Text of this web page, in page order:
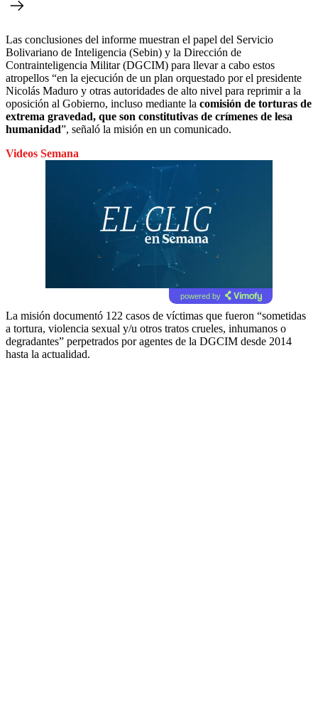
Las conclusiones del informe muestran el papel del Servicio
Bolivariano de Inteligencia (Sebin) y la Dirección de
Contrainteligencia Militar (DGCIM) para llevar a cabo estos
atropellos “en la ejecución de un plan orquestado por el presidente
Nicolás Maduro y otras autoridades de alto nivel para reprimir a la
oposición al Gobierno, incluso mediante la comisión de torturas de
extrema gravedad, que son constitutivas de crímenes de lesa
humanidad”, señaló la misión en un comunicado.
Videos Semana
powered by
La misión documentó 122 casos de víctimas que fueron “sometidas
a tortura, violencia sexual y/u otros tratos crueles, inhumanos o
degradantes” perpetrados por agentes de la DGCIM desde 2014
hasta la actualidad.